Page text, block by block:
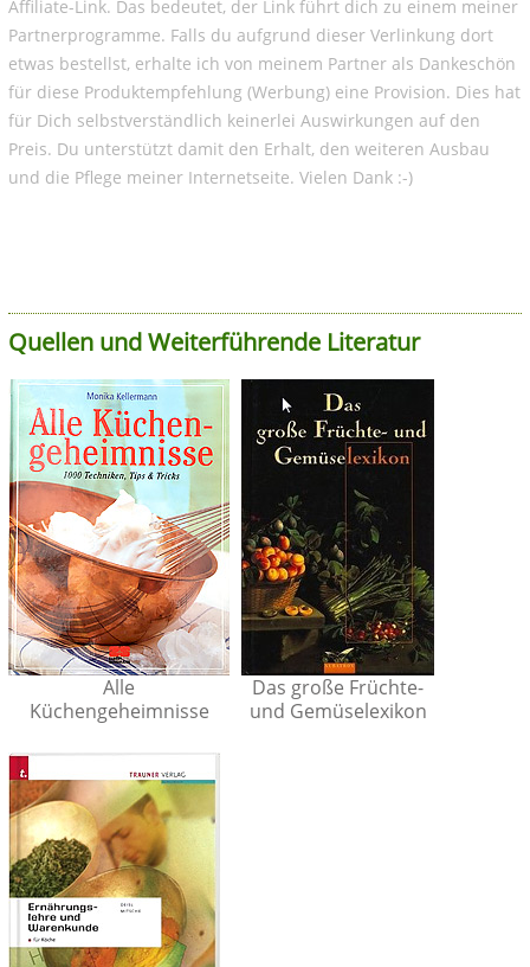
Affiliate-Link. Das bedeutet, der Link führt dich zu einem meiner
Partnerprogramme. Falls du aufgrund dieser Verlinkung dort
etwas bestellst, erhalte ich von meinem Partner als Dankeschön
für diese Produktempfehlung (Werbung) eine Provision. Dies hat
für Dich selbstverständlich keinerlei Auswirkungen auf den
Preis. Du unterstützt damit den Erhalt, den weiteren Ausbau
und die Pflege meiner Internetseite. Vielen Dank :-)
Quellen und Weiterführende Literatur
Alle
Küchengeheimnisse
Das große Früchte-
und Gemüselexikon